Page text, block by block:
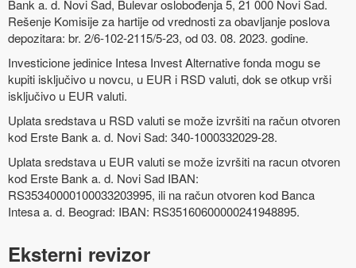
Bank a. d. Novi Sad, Bulevar oslobođenja 5, 21 000 Novi Sad.
Rešenje Komisije za hartije od vrednosti za obavljanje poslova
depozitara: br. 2/6-102-2115/5-23, od 03. 08. 2023. godine.
Investicione jedinice Intesa Invest Alternative fonda mogu se
kupiti isključivo u novcu, u EUR i RSD valuti, dok se otkup vrši
isključivo u EUR valuti.
Uplata sredstava u RSD valuti se može izvršiti na račun otvoren
kod Erste Bank a. d. Novi Sad: 340-1000332029-28.
Uplata sredstava u EUR valuti se može izvršiti na racun otvoren
kod Erste Bank a. d. Novi Sad IBAN:
RS35340000100033203995, ili na račun otvoren kod Banca
Intesa a. d. Beograd: IBAN: RS35160600000241948895.
Eksterni revizor